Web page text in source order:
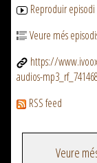
Reproduir episodi
Veure més
https://
audios-
RSS feed
Veure